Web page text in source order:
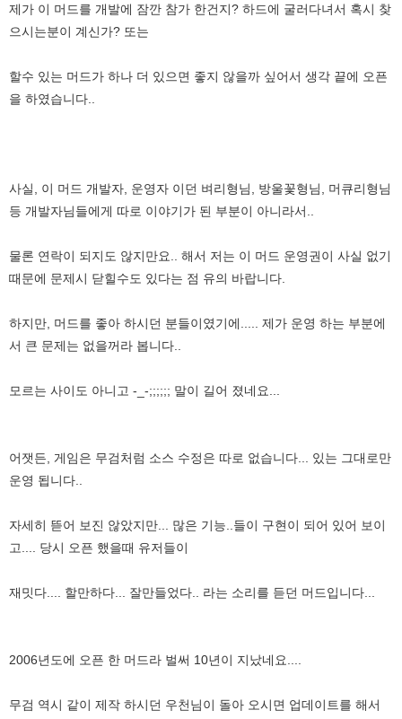
제가 이 머드를 개발에 잠깐 참가 한건지? 하드에 굴러다녀서 혹시 찾
으시는분이 계신가? 또는
할수 있는 머드가 하나 더 있으면 좋지 않을까 싶어서 생각 끝에 오픈
을 하였습니다..
사실, 이 머드 개발자, 운영자 이던 벼리형님, 방울꽃형님, 머큐리형님
등 개발자님들에게 따로 이야기가 된 부분이 아니라서..
물론 연락이 되지도 않지만요.. 해서 저는 이 머드 운영권이 사실 없기
때문에 문제시 닫힐수도 있다는 점 유의 바랍니다.
하지만, 머드를 좋아 하시던 분들이였기에..... 제가 운영 하는 부분에
서 큰 문제는 없을꺼라 봅니다..
모르는 사이도 아니고 -_-;;;;;; 말이 길어 졌네요...
어잿든, 게임은 무검처럼 소스 수정은 따로 없습니다... 있는 그대로만
운영 됩니다..
자세히 뜯어 보진 않았지만... 많은 기능..들이 구현이 되어 있어 보이
고.... 당시 오픈 했을때 유저들이
재밋다.... 할만하다... 잘만들었다.. 라는 소리를 듣던 머드입니다...
2006년도에 오픈 한 머드라 벌써 10년이 지났네요....
무검 역시 같이 제작 하시던 우천님이 돌아 오시면 업데이트를 해서